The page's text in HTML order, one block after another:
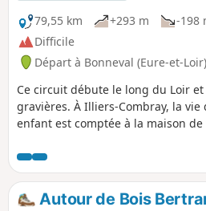
79,55 km
+293 m -198
Difficile
Départ à Bonneval (Eure-et-Loir)
Ce circuit débute le long du Loir et
gravières. À Illiers-Combray, la vie
enfant est comptée à la maison de
Proustiens sont agrémentés de
d'informations sur la faune et la
privée de la Forêt de Champrond,
Naturel Régional du Perche,
Autour de Bois